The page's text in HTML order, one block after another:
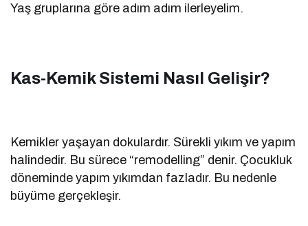
Yaş gruplarına göre adım adım ilerleyelim.
Kas-Kemik Sistemi Nasıl Gelişir?
Kemikler yaşayan dokulardır. Sürekli yıkım ve yapım
halindedir. Bu sürece “remodelling” denir. Çocukluk
döneminde yapım yıkımdan fazladır. Bu nedenle
büyüme gerçekleşir.